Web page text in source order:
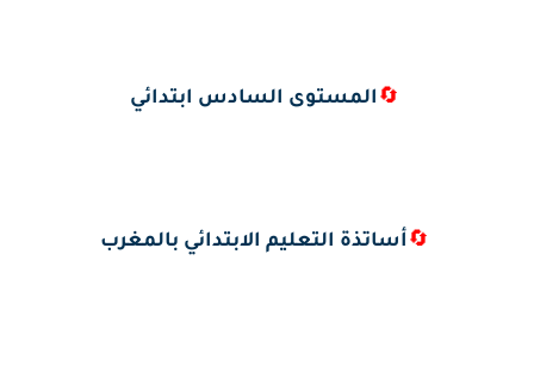
🔄 المستوى السادس ابتدائي
🔄 أساتذة التعليم الابتدائي بالمغرب